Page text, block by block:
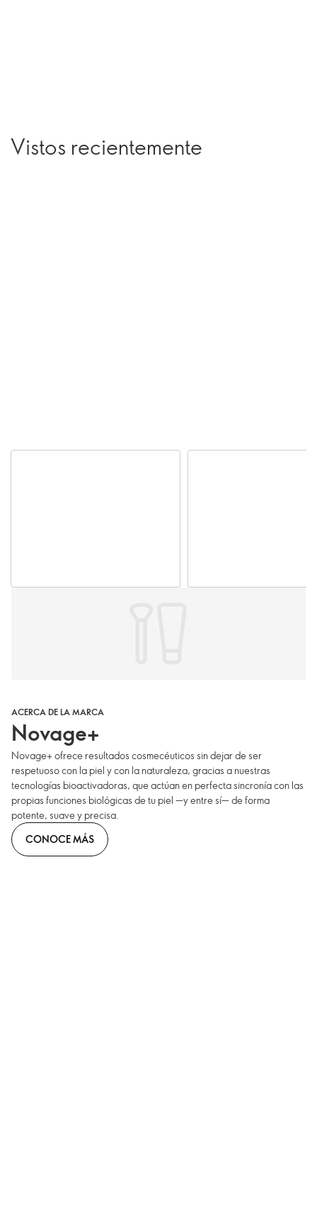
Vistos recientemente
ACERCA DE LA MARCA
Novage+
Novage+ ofrece resultados cosmecéuticos sin dejar de ser
respetuoso con la piel y con la naturaleza, gracias a nuestras
tecnologías bioactivadoras, que actúan en perfecta sincronía con las
propias funciones biológicas de tu piel —y entre sí— de forma
potente, suave y precisa.
CONOCE MÁS